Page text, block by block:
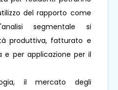
del rapporto come
segmentale si
produttiva, fatturato e
e per applicazione per il
il mercato degli